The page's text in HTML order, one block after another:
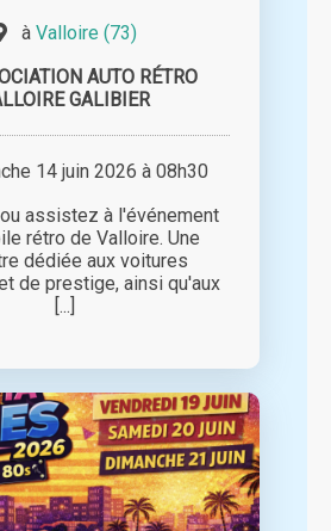
à Valloire (73)
AUTO RÉTRO
GALIBIER
14 juin 2026 à 08h30
assistez à l'événement
rétro de Valloire. Une
dédiée aux voitures
de prestige, ainsi qu'aux
[...]